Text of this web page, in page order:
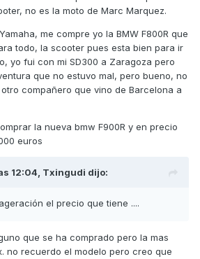
no es la moto de Marc Marquez.
me compre yo la BMW F800R que
todo, la scooter pues esta bien para ir
yo fui con mi SD300 a Zaragoza pero
que no estuvo mal, pero bueno, no
compañero que vino de Barcelona a
la nueva bmw F900R y en precio
euros
12:04, Txingudi dijo:
el precio que tiene ....
que se ha comprado pero la mas
no recuerdo el modelo pero creo que